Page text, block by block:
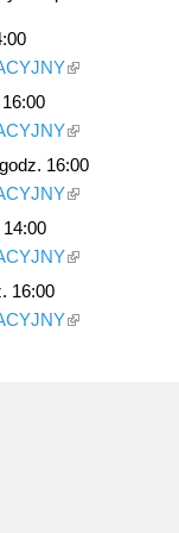
klikając ten
klikając ten
16:00
klikając ten
klikając ten
16:00
klikając ten